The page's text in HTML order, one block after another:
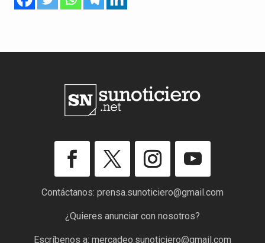
Contáctanos: prensa.sunoticiero@gmail.com
¿Quieres anunciar con nosotros?
Escríbenos a: mercadeo.sunoticiero@gmail.com